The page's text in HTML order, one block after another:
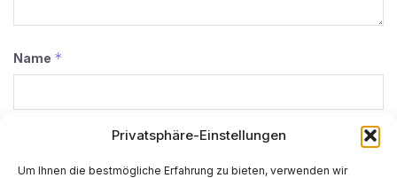
Privatsphäre-Einstellungen
Um Ihnen die bestmögliche Erfahrung zu bieten, verwenden wir
Name *
E-Mail-Adresse*